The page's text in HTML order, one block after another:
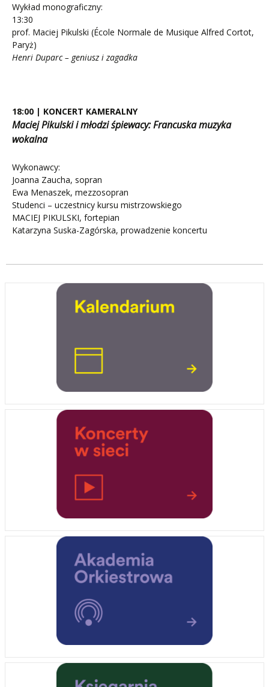
Wykład monograficzny:
13:30
prof. Maciej Pikulski (École Normale de Musique Alfred Cortot,
Paryż)
Henri Duparc – geniusz i zagadka
18:00 | KONCERT KAMERALNY
Maciej Pikulski i młodzi śpiewacy: Francuska muzyka
wokalna
Wykonawcy:
Joanna Zaucha, sopran
Ewa Menaszek, mezzosopran
Studenci – uczestnicy kursu mistrzowskiego
MACIEJ PIKULSKI, fortepian
Katarzyna Suska-Zagórska, prowadzenie koncertu